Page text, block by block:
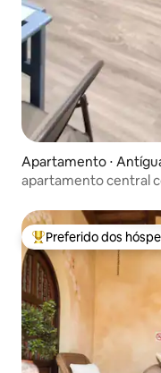
Apartamento ⋅
apartamento central
Entre os melhores
Preferido dos